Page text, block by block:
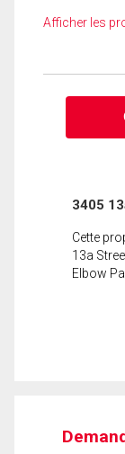
Afficher les
3405
Cette
13a
Elbow